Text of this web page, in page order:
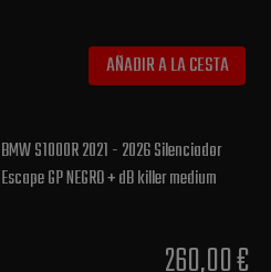
AÑADIR A LA CESTA
BMW S1000R 2021 - 2026 Silenciador
Escape GP NEGRO + dB killer medium
260,00 €